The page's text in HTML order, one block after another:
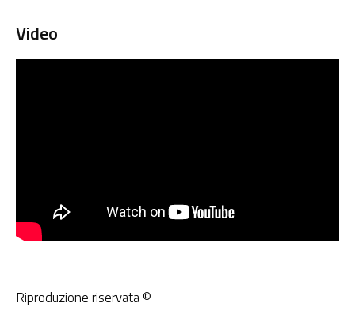
Video
Riproduzione riservata ©